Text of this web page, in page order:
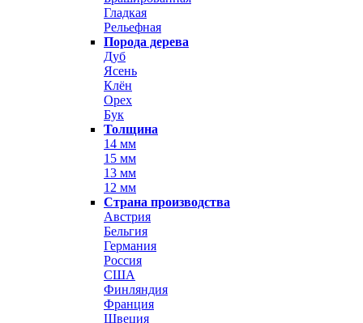
Гладкая
Рельефная
Порода дерева
Дуб
Ясень
Клён
Орех
Бук
Толщина
14 мм
15 мм
13 мм
12 мм
Страна производства
Австрия
Бельгия
Германия
Россия
США
Финляндия
Франция
Швеция